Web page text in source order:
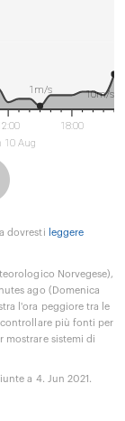
10 Aug
18:00
10m/s
1m/s
dovresti
leggere
Norvegese),
ago (Domenica
l'ora peggiore tra le
più fonti per
mostrare sistemi di
a 4. Jun 2021.